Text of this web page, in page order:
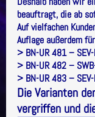
beauftragt, die ab
Auf vielfachen
Auflage außerdem
> BN-UR 481 –
> BN-UR 482 –
> BN-UR 483 –
Die Varianten
vergriffen und